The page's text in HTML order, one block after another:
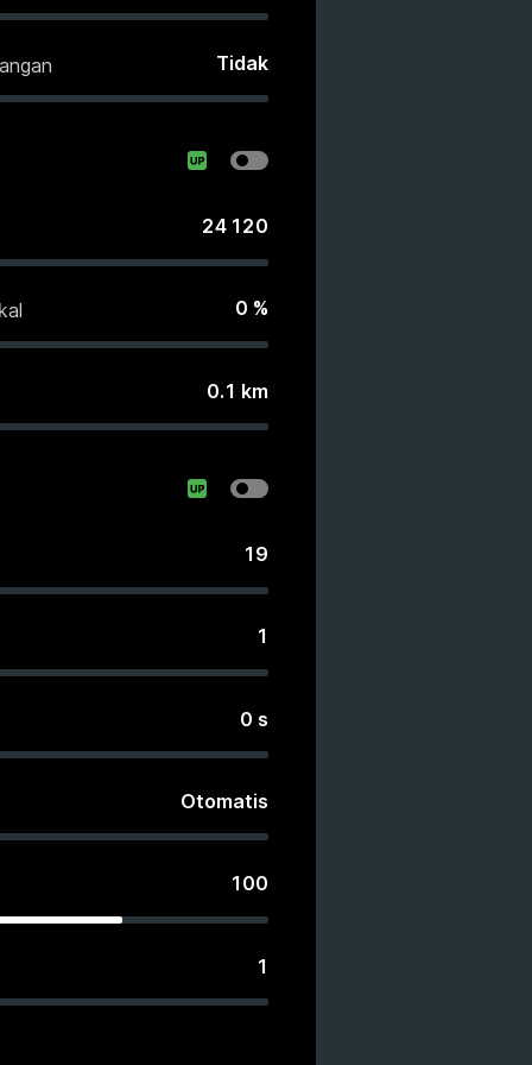
Tidak
24 120
0 %
0.1 km
19
1
0 s
Otomatis
100
1